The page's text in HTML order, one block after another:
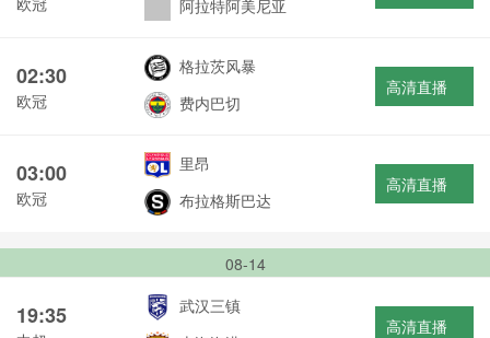
阿拉特阿美尼亚
02:30
欧冠
格拉茨风暴
费内巴切
高清直播
03:00
欧冠
里昂
布拉格斯巴达
高清直播
08-14
19:35
武汉三镇
高清直播